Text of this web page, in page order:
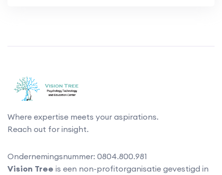
Where expertise meets your aspirations.
Reach out for insight.
Ondernemingsnummer: 0804.800.981
Vision Tree is een non-profitorganisatie gevestigd in